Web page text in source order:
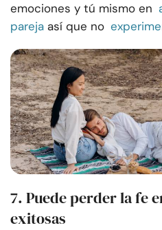
emociones y tú mismo en
pareja así que no
7. Puede perder la fe
exitosas